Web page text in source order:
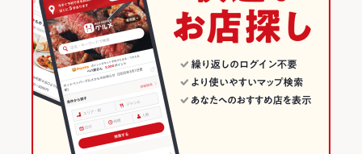
ウェディン
グパーティ
ー二次会
－
－
赤羽・王子・十条 × 焼き鳥・鶏料理
赤羽駅 × 和食
赤羽駅 × 焼き鳥・鶏料理
東京 × 和食
東京 × 焼き鳥・鶏料理
赤羽の居酒屋ランキング